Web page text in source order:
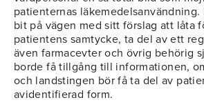
patienternas läkemedelsanvändning.
bit på vägen med sitt förslag att låta
patientens samtycke, ta del av ett
även farmacevter och övrig behörig
borde få tillgång till informationen,
och landstingen bör få ta del av
avidentifierad form.